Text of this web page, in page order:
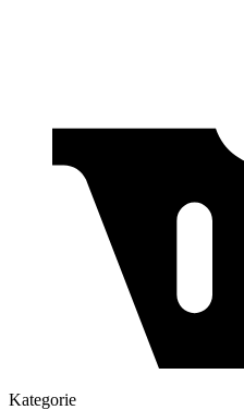
Kategorie